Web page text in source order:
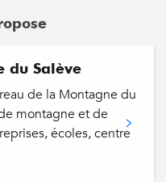
du Salève
de la Montagne du
montagne et de
écoles, centre